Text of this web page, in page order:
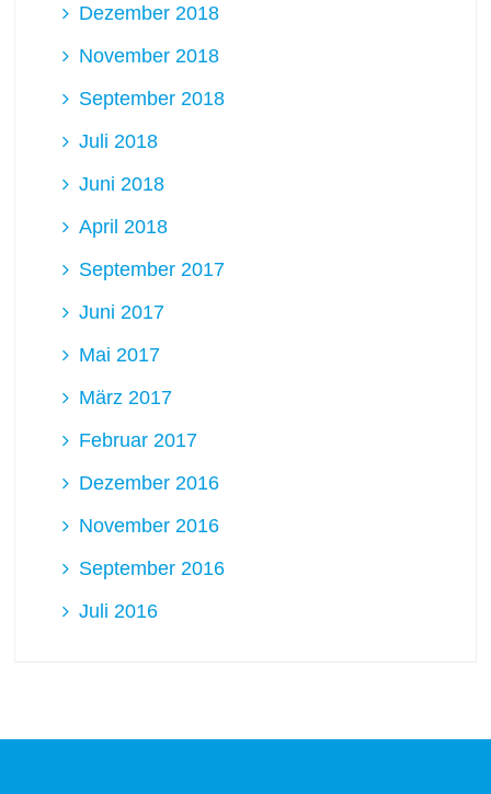
Dezember 2018
November 2018
September 2018
Juli 2018
Juni 2018
April 2018
September 2017
Juni 2017
Mai 2017
März 2017
Februar 2017
Dezember 2016
November 2016
September 2016
Juli 2016